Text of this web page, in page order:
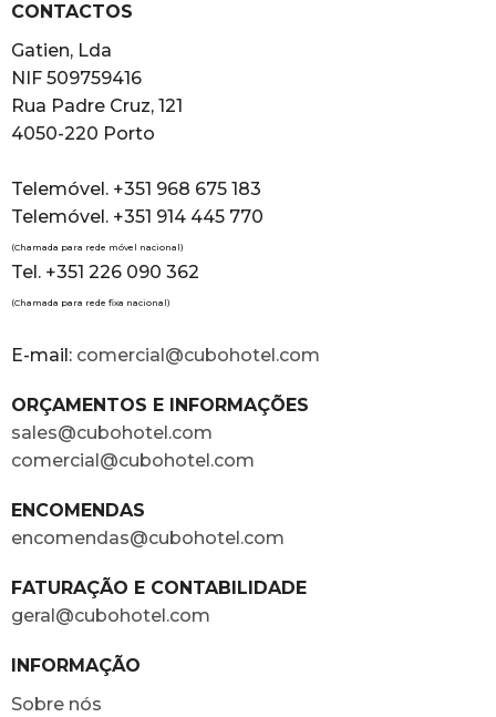
CONTACTOS
Gatien, Lda
NIF 509759416
Rua Padre Cruz, 121
4050-220 Porto
Telemóvel. +351 968 675 183
Telemóvel. +351 914 445 770
(Chamada para rede móvel nacional)
Tel. +351 226 090 362
(Chamada para rede fixa nacional)
E-mail: comercial@cubohotel.com
ORÇAMENTOS E INFORMAÇÕES
sales@cubohotel.com
comercial@cubohotel.com
ENCOMENDAS
encomendas@cubohotel.com
FATURAÇÃO E CONTABILIDADE
geral@cubohotel.com
INFORMAÇÃO
Sobre nós